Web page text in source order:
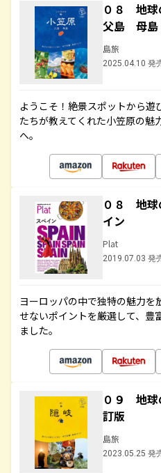
０８ 地
父島 母
島旅
2025.04.10 発
ようこそ！絶景スポットから遊
たちが教えてくれた小笠原の魅
へ。
０８ 地
イン
Plat
2019.07.03 発
ヨーロッパの中で独特の魅力を
せないポイントを厳選して、豊
ました。
０９ 地
訂版
島旅
2023.05.25 発